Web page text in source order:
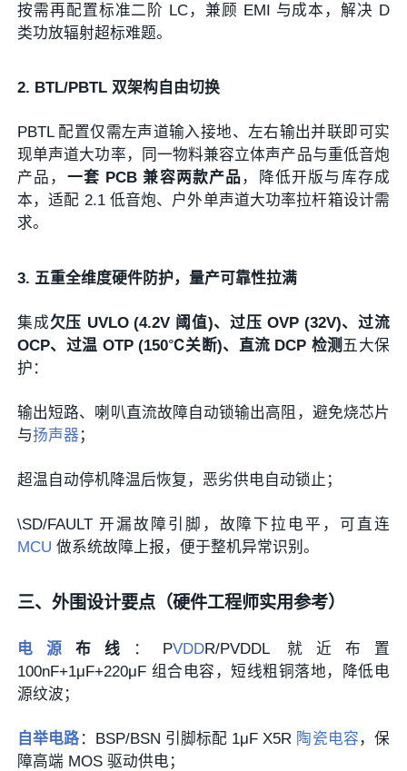
按需再配置标准二阶 LC，兼顾 EMI 与成本，解决 D
类功放辐射超标难题。
2. BTL/PBTL 双架构自由切换
PBTL 配置仅需左声道输入接地、左右输出并联即可实
现单声道大功率，同一物料兼容立体声产品与重低音炮
产品， 一套 PCB 兼容两款产品 ，降低开版与库存成
本，适配 2.1 低音炮、户外单声道大功率拉杆箱设计需
求。
3. 五重全维度硬件防护，量产可靠性拉满
集成欠压 UVLO (4.2V 阈值)、过压 OVP (32V)、过流
OCP、过温 OTP (150℃关断)、直流 DCP 检测 五大保
护：
输出短路、喇叭直流故障自动锁输出高阻，避免烧芯片
与扬声器 ；
超温自动停机降温后恢复，恶劣供电自动锁止；
\SD/FAULT 开漏故障引脚，故障下拉电平，可直连
MCU 做系统故障上报，便于整机异常识别。
三、外围设计要点（硬件工程师实用参考）
电源布线 ：PVDDR/PVDDL 就近布置
100nF+1μF+220μF 组合电容，短线粗铜落地，降低电
源纹波；
自举电路 ：BSP/BSN 引脚标配 1μF X5R 陶瓷电容 ，保
障高端 MOS 驱动供电；